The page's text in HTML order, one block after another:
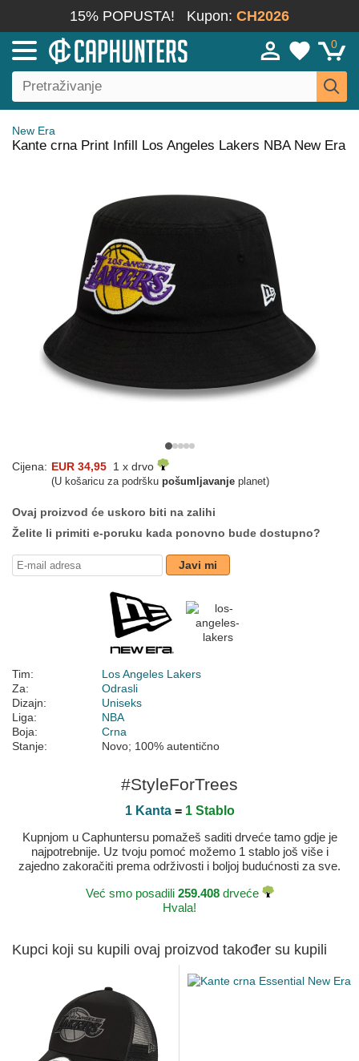
15% POPUSTA! Kupon: CH2026
0
New Era
Kante crna Print Infill Los Angeles Lakers NBA New Era
Cijena: EUR 34,95 1 x drvo
(U košaricu za podršku pošumljavanje planet)
Ovaj proizvod će uskoro biti na zalihi
Želite li primiti e-poruku kada ponovno bude dostupno?
Javi mi
Tim:
Los Angeles Lakers
Za:
Odrasli
Dizajn:
Uniseks
Liga:
NBA
Boja:
Crna
Stanje:
Novo; 100% autentično
#StyleForTrees
1 Kanta= 1 Stablo
Kupnjom u Caphuntersu pomažeš saditi drveće tamo gdje je
najpotrebnije. Uz tvoju pomoć možemo 1 stablo još više i
zajedno zakoračiti prema održivosti i boljoj budućnosti za sve.
Već smo posadili 259.408drveće
Hvala!
Kupci koji su kupili ovaj proizvod također su kupili